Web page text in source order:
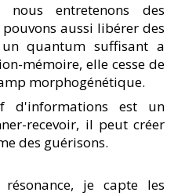
nous entretenons des
aussi libérer des
quantum suffisant a
mémoire, elle cesse de
morphogénétique.
d'informations est un
recevoir, il peut créer
des guérisons.
je capte les